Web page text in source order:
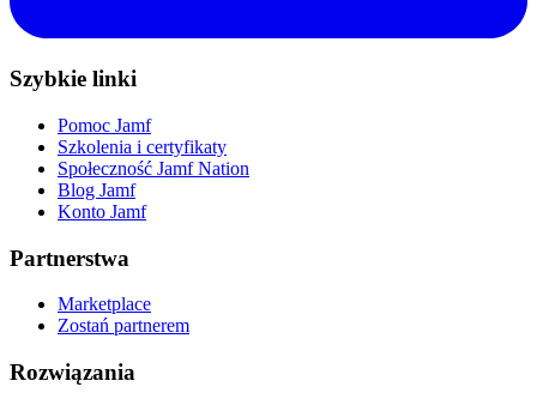
Szybkie linki
Pomoc Jamf
Szkolenia i certyfikaty
Społeczność Jamf Nation
Blog Jamf
Konto Jamf
Partnerstwa
Marketplace
Zostań partnerem
Rozwiązania